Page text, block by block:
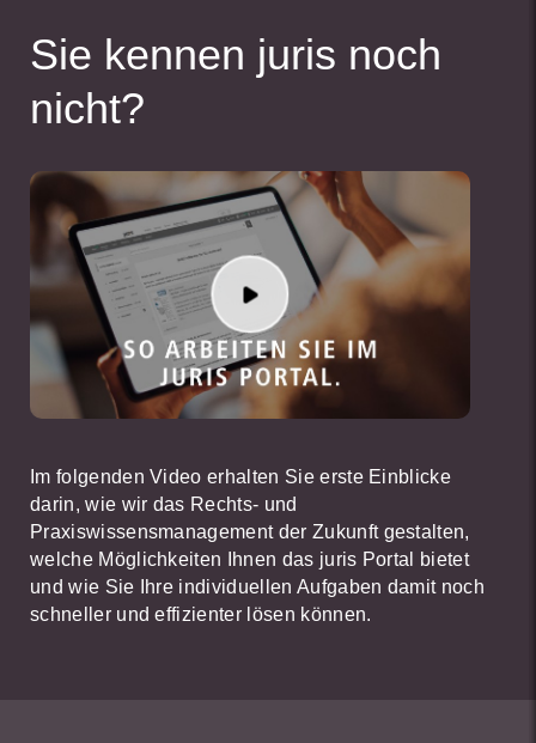
Sie kennen juris noch
nicht?
Im folgenden Video erhalten Sie erste Einblicke
darin, wie wir das Rechts- und
Praxiswissensmanagement der Zukunft gestalten,
welche Möglichkeiten Ihnen das juris Portal bietet
und wie Sie Ihre individuellen Aufgaben damit noch
schneller und effizienter lösen können.